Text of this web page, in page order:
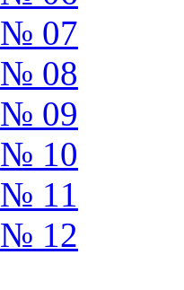
№ 07
№ 08
№ 09
№ 10
№ 11
№ 12